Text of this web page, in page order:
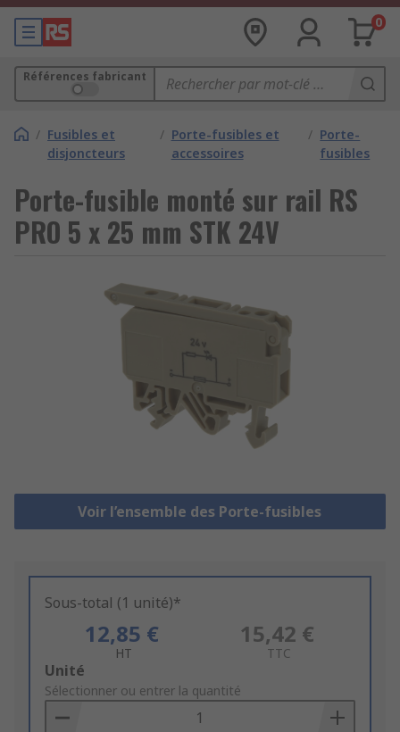
0
Références fabricant
/ Fusibles et
disjoncteurs
/ Porte-fusibles et
accessoires
/ Porte-
fusibles
Porte-fusible monté sur rail RS
PRO 5 x 25 mm STK 24V
Voir l’ensemble des Porte-fusibles
Sous-total (1 unité)*
12,85 €
HT
15,42 €
TTC
Add
to
Basket
Unité
Sélectionner ou entrer la quantité